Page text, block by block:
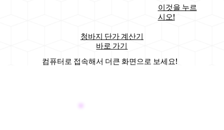
청바지 단가 계산기
바로 가기
컴퓨터로 접속해서 더큰 화면으로 보세요!
이것을 누르
시오!